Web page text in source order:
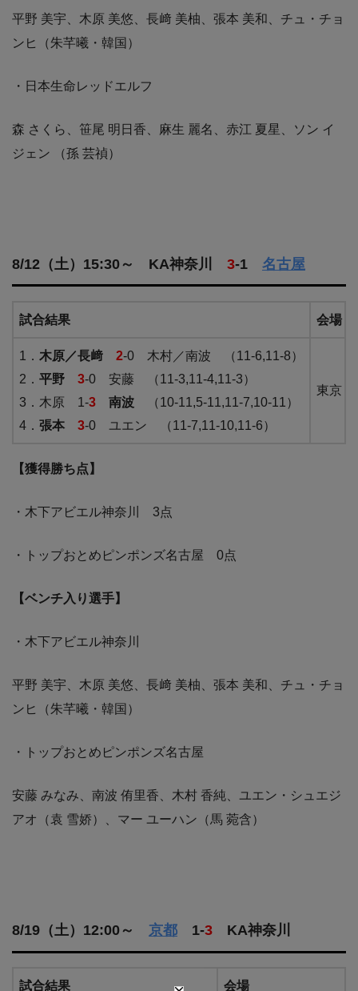
平野 美宇、木原 美悠、長﨑 美柚、張本 美和、チュ・チョ
ンヒ（朱芊曦・韓国）
・日本生命レッドエルフ
森 さくら、笹尾 明日香、麻生 麗名、赤江 夏星、ソン イ
ジェン （孫 芸禎）
8/12（土）15:30～ KA神奈川 3-1 名古屋
試合結果 会場
1． 木原／長﨑 2-0 木村／南波 （11-6,11-8）
2． 平野 3-0 安藤 （11-3,11-4,11-3）
3．木原 1-3 南波
（10-11,5-11,11-7,10-11）
4． 張本 3-0 ユエン （11-7,11-10,11-6）
東京・
【獲得勝ち点】
・木下アビエル神奈川 3点
・トップおとめピンポンズ名古屋 0点
【ベンチ入り選手】
・木下アビエル神奈川
平野 美宇、木原 美悠、長﨑 美柚、張本 美和、チュ・チョ
ンヒ（朱芊曦・韓国）
・トップおとめピンポンズ名古屋
安藤 みなみ、南波 侑里香、木村 香純、ユエン・シュエジ
アオ（袁 雪娇）、マー ユーハン（馬 菀含）
8/19（土）12:00～ 京都 1-3 KA神奈川
試合結果 会場